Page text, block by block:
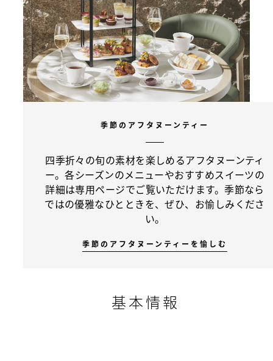
季節のアフタヌーンティー
四季折々の旬の素材を楽しめるアフタヌーンティ
ー。各シーズンのメニューやおすすめスイーツの
詳細は専用ページでご覧いただけます。季節なら
ではの優雅なひとときを、ぜひ、お愉しみくださ
い。
季節のアフタヌーンティーを愉しむ
基本情報